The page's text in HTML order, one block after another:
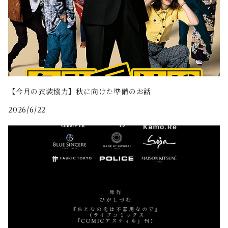
【今月の衣装協力】秋に向けた準備のお話
2026/6/22